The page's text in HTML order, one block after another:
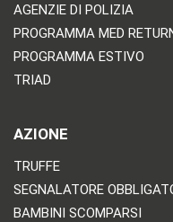
AGENZIE DI POLIZIA
PROGRAMMA MED
PROGRAMMA ESTIVO
TRIAD
AZIONE
TRUFFE
SEGNALATORE
BAMBINI SCOMPARSI